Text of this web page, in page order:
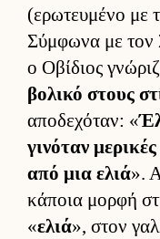
(ερωτευ­μένο με
Σύμ­φωνα με τον
ο Οβίδιος
βολικό στους
αποδεχόταν: «
γινόταν
από μια ελιά».
κάποια μορφή
«ελιά», στον